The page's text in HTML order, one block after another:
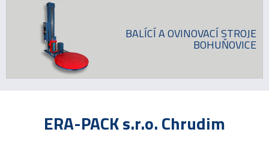
BALÍCÍ A OVINOVACÍ STROJE
BOHUŇOVICE
ERA-PACK s.r.o. Chrudim